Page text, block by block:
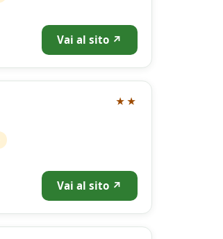
Vai al sito ↗
★★
Vai al sito ↗